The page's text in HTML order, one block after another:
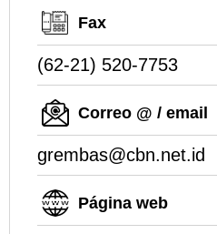
Fax
(62-21) 520-7753
Correo @ / email
grembas@cbn.net.id
Página web